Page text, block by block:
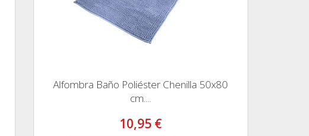
Alfombra Baño Poliéster Chenilla 50x80
cm....
10,95 €